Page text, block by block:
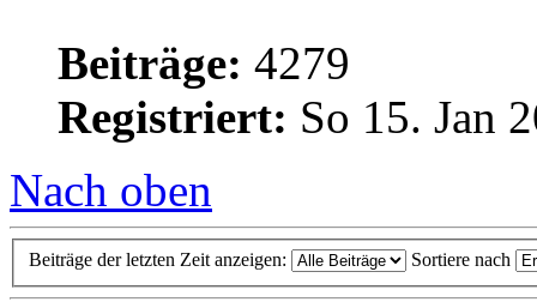
Beiträge: 4279
Registriert: So 15. Jan
Nach oben
Beiträge der letzten Zeit anzeigen: Sortiere nach